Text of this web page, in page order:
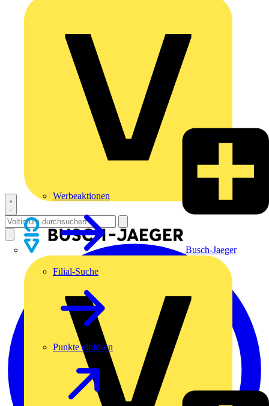
Busch-Jaeger
Werbeaktionen
Filial-Suche
Punkte einlösen